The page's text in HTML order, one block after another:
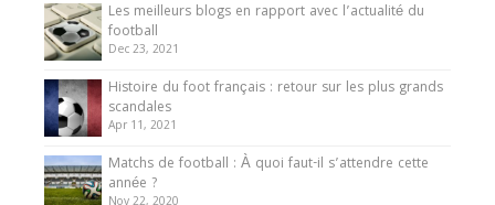
Les meilleurs blogs en rapport avec l’actualité du
football
Dec 23, 2021
Histoire du foot français : retour sur les plus grands
scandales
Apr 11, 2021
Matchs de football : À quoi faut-il s’attendre cette
année ?